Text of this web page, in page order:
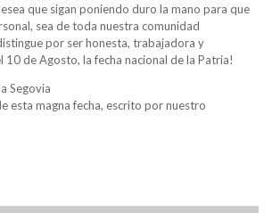
que sigan poniendo duro la mano para que
sea de toda nuestra comunidad
por ser honesta, trabajadora y
10 de Agosto, la fecha nacional de la Patria!
Segovia
esta magna fecha, escrito por nuestro